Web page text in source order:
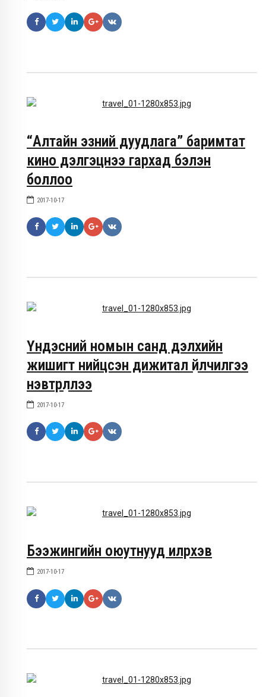
“Алтайн эзний дуудлага” баримтат
кино дэлгэцнээ гархад бэлэн
боллоо
2017-10-17
Үндэсний номын санд дэлхийн
жишигт нийцсэн дижитал үйлчилгээ
нэвтрүүллээ
2017-10-17
Бээжингийн оюутнууд илүүрхэв
2017-10-17